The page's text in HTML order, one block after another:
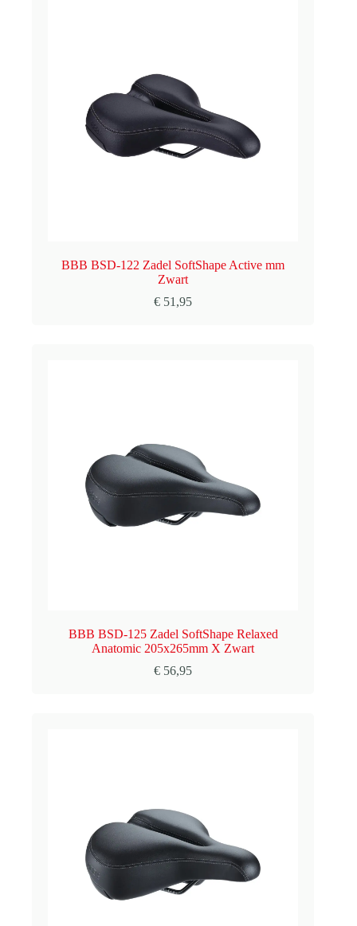
BBB BSD-122 Zadel SoftShape Active mm
Zwart
€ 51,95
BBB BSD-125 Zadel SoftShape Relaxed
Anatomic 205x265mm X Zwart
€ 56,95